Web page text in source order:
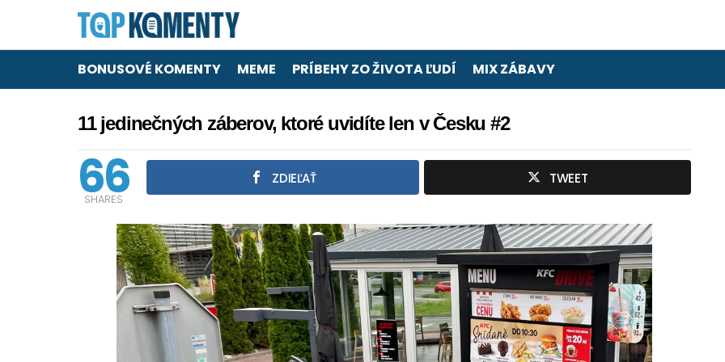
BONUSOVÉ KOMENTY MEME PRÍBEHY ZO ŽIVOTA ĽUDÍ MIX ZÁBAVY
11 jedinečných záberov, ktoré uvidíte len v Česku #2
66
SHARES
ZDIEĽAŤ TWEET